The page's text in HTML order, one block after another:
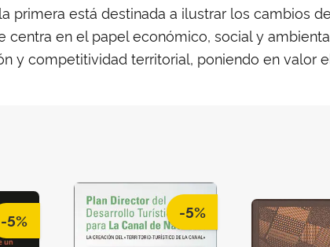
primera está destinada a ilustrar los cambios
en el papel económico, social y
y competitividad territorial, poniendo en valor
-5% -5%